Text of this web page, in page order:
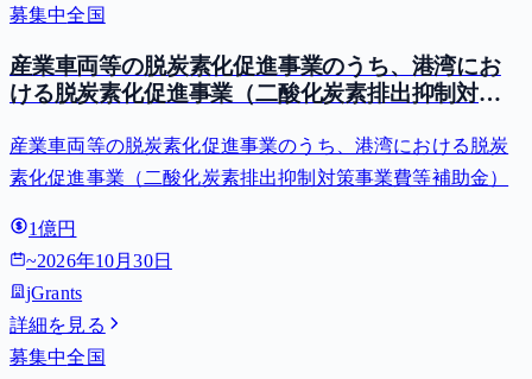
募集中全国
産業車両等の脱炭素化促進事業のうち、港湾にお
ける脱炭素化促進事業（二酸化炭素排出抑制対策
産業車両等の脱炭素化促進事業のうち、港湾における脱炭
素化促進事業（二酸化炭素排出抑制対策事業費等補助金）
1億円
~2026年10月30日
jGrants
詳細を見る
募集中全国